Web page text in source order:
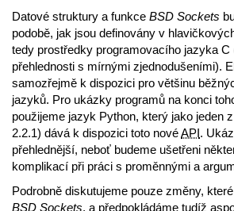
Datové struktury a funkce BSD Sockets
podobě, jak jsou definovány v
tedy prostředky programovacího jazyka
přehlednosti s mírnými zjednodušeními).
samozřejmě k dispozici pro většinu
jazyků. Pro ukázky programů na konci
použijeme jazyk Python, který jako jeden
2.2.1) dává k dispozici toto novéAPI.
přehlednější, neboť budeme ušetřeni
komplikací při práci s proměnnými a
Podrobně diskutujeme pouze změny,
BSD Sockets, a předpokládáme tudíž